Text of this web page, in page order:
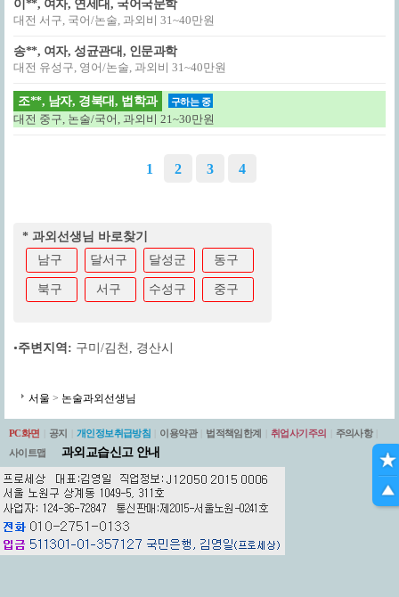
이**, 여자, 연세대, 국어국문학
대전 서구, 국어/논술, 과외비 31~40만원
송**, 여자, 성균관대, 인문과학
대전 유성구, 영어/논술, 과외비 31~40만원
조**, 남자, 경북대, 법학과 구하는 중
대전 중구, 논술/국어, 과외비 21~30만원
1 2 3 4
* 과외선생님 바로찾기
남구
달서구 달성군 동구
북구 서구 수성구 중구
•주변지역: 구미/김천 , 경산시
서울 > 논술과외선생님
PC화면 공지 개인정보취급방침 이용약관 법적책임한계 취업사기주의 주의사항
사이트맵
과외교습신고 안내